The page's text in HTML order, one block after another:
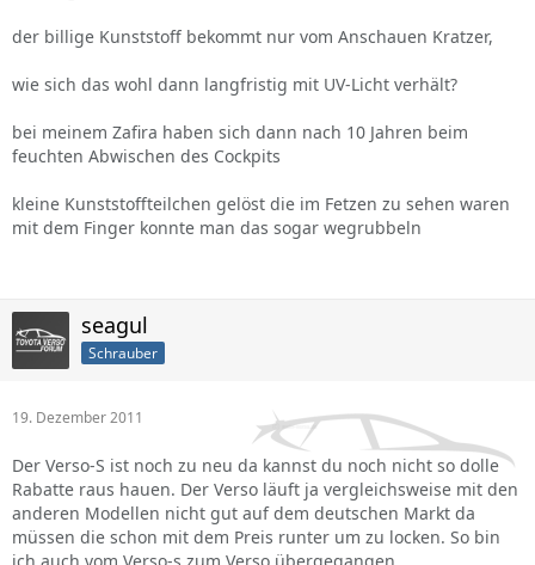
der billige Kunststoff bekommt nur vom Anschauen Kratzer,
wie sich das wohl dann langfristig mit UV-Licht verhält?
bei meinem Zafira haben sich dann nach 10 Jahren beim
feuchten Abwischen des Cockpits
kleine Kunststoffteilchen gelöst die im Fetzen zu sehen waren
mit dem Finger konnte man das sogar wegrubbeln
seagul
Schrauber
19. Dezember 2011
Der Verso-S ist noch zu neu da kannst du noch nicht so dolle
Rabatte raus hauen. Der Verso läuft ja vergleichsweise mit den
anderen Modellen nicht gut auf dem deutschen Markt da
müssen die schon mit dem Preis runter um zu locken. So bin